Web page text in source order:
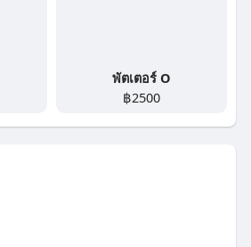
พัตเตอร์ O
฿2500